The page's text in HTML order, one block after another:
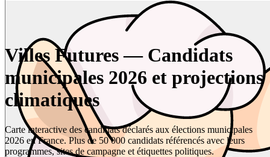
Villes Futures — Candidats
municipales 2026 et projections
climatiques
Carte interactive des candidats déclarés aux élections municipales
2026 en France. Plus de 50 000 candidats référencés avec leurs
programmes, sites de campagne et étiquettes politiques.